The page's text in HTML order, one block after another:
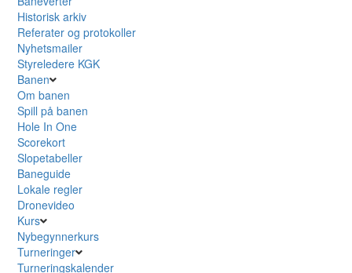
Historisk arkiv
Referater og protokoller
Nyhetsmailer
Styreledere KGK
Banen
Om banen
Spill på banen
Hole In One
Scorekort
Slopetabeller
Baneguide
Lokale regler
Dronevideo
Kurs
Nybegynnerkurs
Turneringer
Turneringskalender